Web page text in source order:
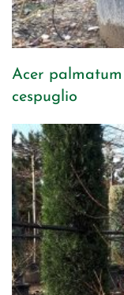
Acer palmatum
cespuglio